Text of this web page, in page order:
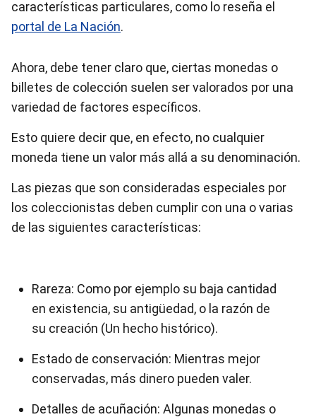
características particulares, como lo reseña el
portal de La Nación.
Ahora, debe tener claro que, ciertas monedas o
billetes de colección suelen ser valorados por una
variedad de factores específicos.
Esto quiere decir que, en efecto, no cualquier
moneda tiene un valor más allá a su denominación.
Las piezas que son consideradas especiales por
los coleccionistas deben cumplir con una o varias
de las siguientes características:
Rareza: Como por ejemplo su baja cantidad
en existencia, su antigüedad, o la razón de
su creación (Un hecho histórico).
Estado de conservación: Mientras mejor
conservadas, más dinero pueden valer.
Detalles de acuñación: Algunas monedas o